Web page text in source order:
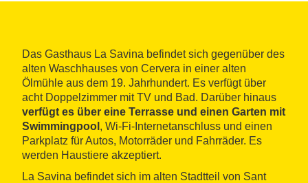
Das Gasthaus La Savina befindet sich gegenüber des
alten Waschhauses von Cervera in einer alten
Ölmühle aus dem 19. Jahrhundert. Es verfügt über
acht Doppelzimmer mit TV und Bad. Darüber hinaus
verfügt es über eine Terrasse und einen Garten mit
Swimmingpool , Wi-Fi-Internetanschluss und einen
Parkplatz für Autos, Motorräder und Fahrräder. Es
werden Haustiere akzeptiert.
La Savina befindet sich im alten Stadtteil von Sant